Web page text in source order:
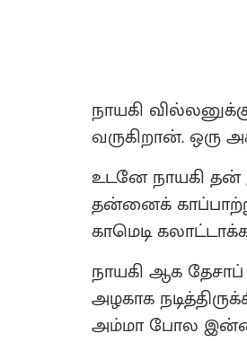
நாயகி
வருகிறான். ஒரு
உடனே நாயகி
தன்னைக்
காமெடி
நாயகி ஆக தேசாப்
அழகாக
அம்மா போல